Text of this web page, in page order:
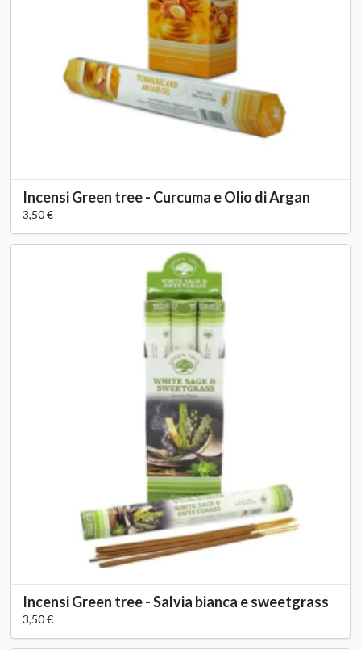
Incensi Green tree - Curcuma e Olio di Argan
3,50 €
Incensi Green tree - Salvia bianca e sweetgrass
3,50 €